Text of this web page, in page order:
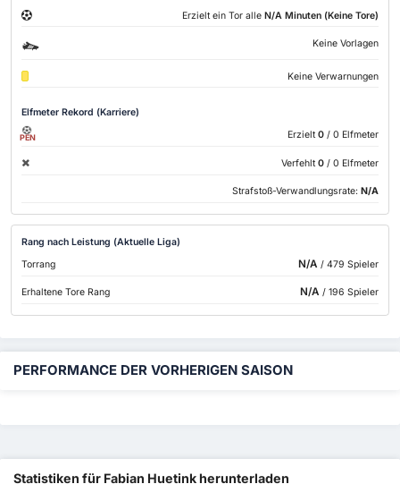
Erzielt ein Tor alle N/A Minuten (Keine Tore)
Keine Vorlagen
Keine Verwarnungen
Elfmeter Rekord (Karriere)
PEN Erzielt 0 / 0 Elfmeter
Verfehlt 0 / 0 Elfmeter
Strafstoß-Verwandlungsrate: N/A
Rang nach Leistung (Aktuelle Liga)
Torrang
N/A / 479 Spieler
Erhaltene Tore Rang N/A / 196 Spieler
PERFORMANCE DER VORHERIGEN SAISON
Statistiken für Fabian Huetink herunterladen